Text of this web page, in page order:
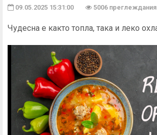
09.05.2025 15:31:00 5006 преглеждания
Чудесна е както топла, така и леко